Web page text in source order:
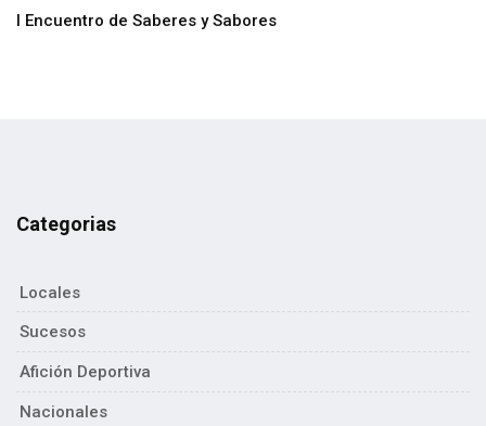
I Encuentro de Saberes y Sabores
Categorias
Locales
Sucesos
Afición Deportiva
Nacionales